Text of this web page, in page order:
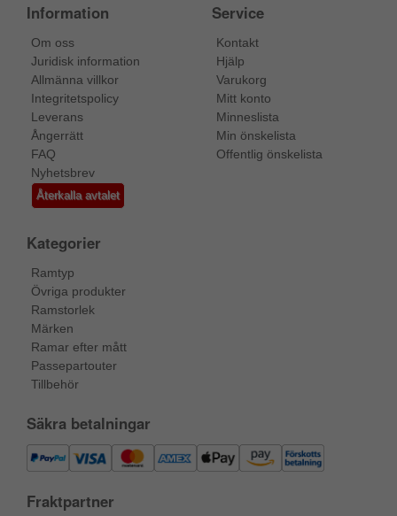
Information
Om oss
Juridisk information
Allmänna villkor
Integritetspolicy
Leverans
Ångerrätt
FAQ
Nyhetsbrev
Återkalla avtalet
Service
Kontakt
Hjälp
Varukorg
Mitt konto
Minneslista
Min önskelista
Offentlig önskelista
Kategorier
Ramtyp
Övriga produkter
Ramstorlek
Märken
Ramar efter mått
Passepartouter
Tillbehör
Säkra betalningar
Fraktpartner